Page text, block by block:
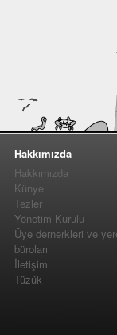
Hakkımızda
Hakkımızda
Künye
Tezler
Yönetim Kurulu
Üye dernerkleri ve
büroları
İletişim
Tüzük